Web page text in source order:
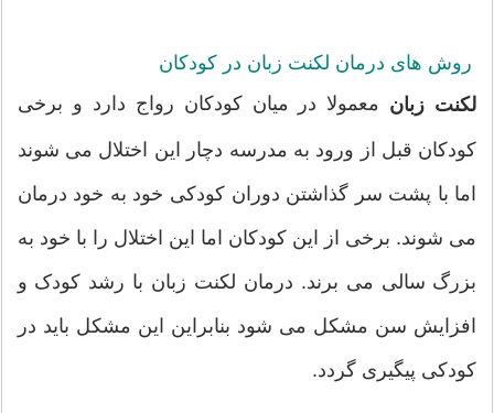
روش های درمان لکنت زبان در کودکان
لکنت زبان معمولا در میان کودکان رواج دارد و برخی
کودکان قبل از ورود به مدرسه دچار این اختلال می شوند
اما با پشت سر گذاشتن دوران کودکی خود به خود درمان
می شوند. برخی از این کودکان اما این اختلال را با خود به
بزرگ سالی می برند. درمان لکنت زبان با رشد کودک و
افزایش سن مشکل می شود بنابراین این مشکل باید در
کودکی پیگیری گردد.